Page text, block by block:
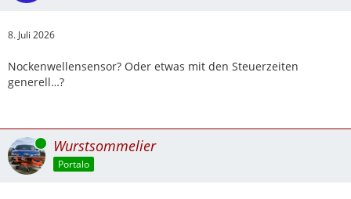
8. Juli 2026
Nockenwellensensor? Oder etwas mit den Steuerzeiten
generell…?
Online Wurstsommelier
Portalo